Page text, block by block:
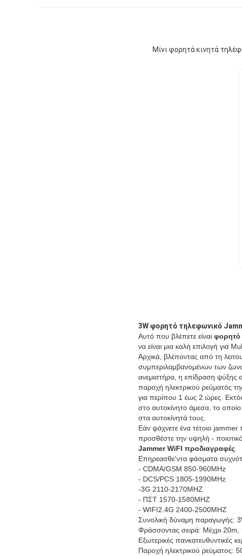
Μίνι φορητά κινητά
3W φορητό τηλεφωνικό
Αυτό που βλέπετε είναι φορητό
να είναι μια καλή επιλογή για
Αρχικά, βλέποντας από τη
συμπεριλαμβανομένων των
ανεμιστήρα, η επίδραση ψύξης
παροχή ηλεκτρικού ρεύματός
για περίπου 1 έως 2 ώρες.
στο αυτοκίνητο άμεσα, το
στα αυτοκίνητά τους.
Εάν ψάχνετε ένα τέτοιο jammer
προσθέστε την υψηλή -
Jammer WiFI προδιαγραφές
Επηρεασθε'ντα φάσματα
- CDMA/GSM 850-960MHz
- DCS/PCS 1805-1990MHz
-3G 2110-2170MHZ
- ΠΣΤ 1570-1580MHZ
- WIFI2.4G 2400-2500MHZ
Συνολική δύναμη παραγωγής:
Φράσσοντας σειρά: Μέχρι 20m,
Εξωτερικές πανκατευθυντικές
Παροχή ηλεκτρικού ρεύματος: